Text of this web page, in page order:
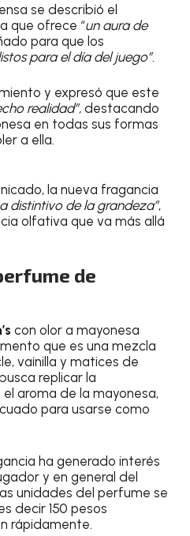
se describió el
que ofrece “un aura de
para que los
para el día del juego”.
y expresó que este
realidad”, destacando
en todas sus formas
a ella.
la nueva fragancia
distintivo de la grandeza”,
olfativa que va más allá
de
con olor a mayonesa
que es una mezcla
vainilla y matices de
replicar la
aroma de la mayonesa,
para usarse como
ha generado interés
y en general del
unidades del perfume se
decir 150 pesos
rápidamente.